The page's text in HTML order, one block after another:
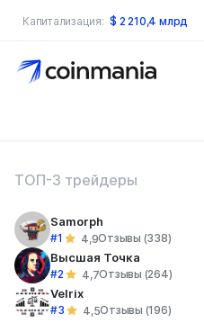
Капитализация: $ 2 210,4 млрд
по сайту
ТОП-3 трейдеры
Samorph
#1 4,9Отзывы (338)
Высшая Точка
#2 4,7Отзывы (264)
Velrix
#3 4,5Отзывы (196)